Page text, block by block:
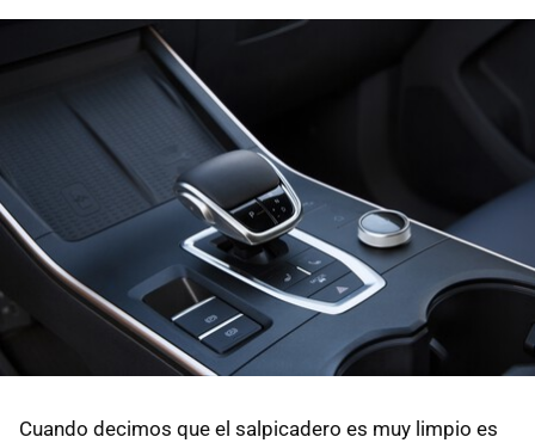
Cuando decimos que el salpicadero es muy limpio es